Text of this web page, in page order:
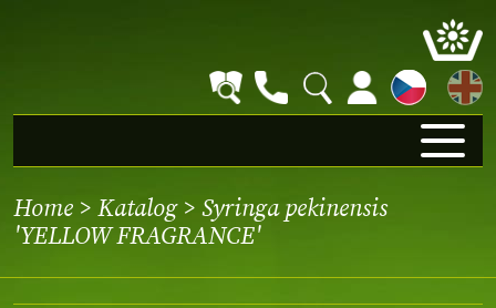
EN
Home > Katalog> Syringa pekinensis
'YELLOW FRAGRANCE'